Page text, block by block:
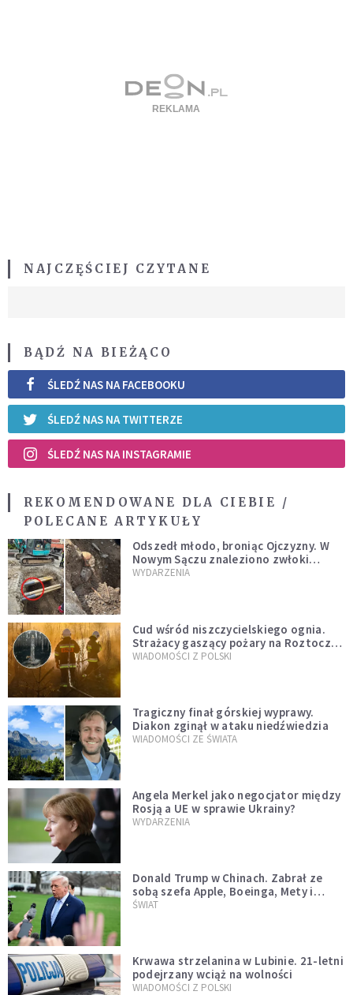
NAJCZĘŚCIEJ CZYTANE
BĄDŹ NA BIEŻĄCO
ŚLEDŹ NAS NA FACEBOOKU
ŚLEDŹ NAS NA TWITTERZE
ŚLEDŹ NAS NA INSTAGRAMIE
REKOMENDOWANE DLA CIEBIE /
POLECANE ARTYKUŁY
Odszedł młodo, broniąc Ojczyzny. W
Nowym Sączu znaleziono zwłoki
mężczyzny z czasów potopu
WYDARZENIA
Cud wśród niszczycielskiego ognia.
Strażacy gaszący pożary na Roztoczu
opublikowali niezwykłe zdjęcie
WIADOMOŚCI Z POLSKI
Tragiczny finał górskiej wyprawy.
Diakon zginął w ataku niedźwiedzia
WIADOMOŚCI ZE ŚWIATA
Angela Merkel jako negocjator między
Rosją a UE w sprawie Ukrainy?
WYDARZENIA
Donald Trump w Chinach. Zabrał ze
sobą szefa Apple, Boeinga, Mety i
Muska
ŚWIAT
Krwawa strzelanina w Lubinie. 21-letni
podejrzany wciąż na wolności
WIADOMOŚCI Z POLSKI